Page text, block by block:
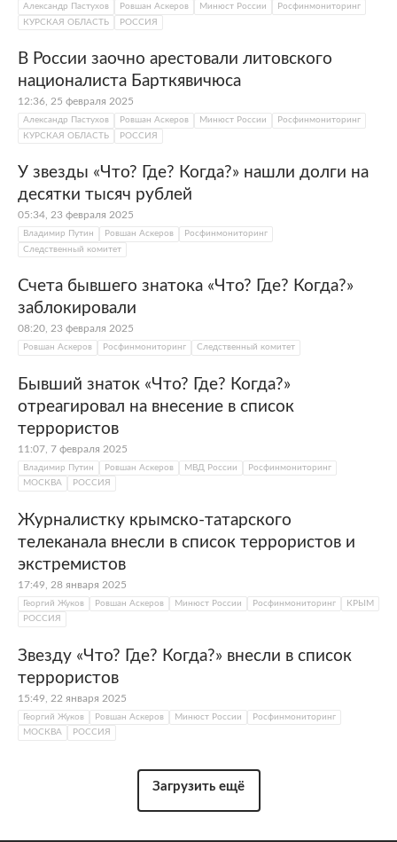
Александр Пастухов Ровшан Аскеров Минюст России
Росфинмониторинг
КУРСКАЯ ОБЛАСТЬ
РОССИЯ
В России заочно арестовали литовского
националиста Барткявичюса
12:36, 25 февраля 2025
Александр Пастухов Ровшан Аскеров Минюст России
Росфинмониторинг
КУРСКАЯ ОБЛАСТЬ
РОССИЯ
У звезды «Что? Где? Когда?» нашли долги на
десятки тысяч рублей
05:34, 23 февраля 2025
Владимир Путин Ровшан Аскеров
Росфинмониторинг
Следственный комитет
Счета бывшего знатока «Что? Где? Когда?»
заблокировали
08:20, 23 февраля 2025
Ровшан Аскеров Росфинмониторинг Следственный комитет
Бывший знаток «Что? Где? Когда?»
отреагировал на внесение в список
террористов
11:07, 7 февраля 2025
Владимир Путин Ровшан Аскеров МВД России
Росфинмониторинг
МОСКВА
РОССИЯ
Журналистку крымско-татарского
телеканала внесли в список террористов и
экстремистов
17:49, 28 января 2025
Георгий Жуков Ровшан Аскеров Минюст России Росфинмониторинг
КРЫМ
РОССИЯ
Звезду «Что? Где? Когда?» внесли в список
террористов
15:49, 22 января 2025
Георгий Жуков Ровшан Аскеров Минюст России
Росфинмониторинг
МОСКВА
РОССИЯ
Загрузить ещё